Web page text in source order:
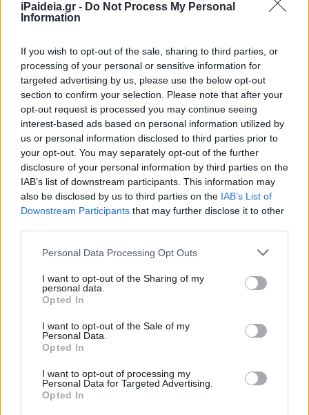
iPaideia.gr - Do Not Process My Personal
Information
If you wish to opt-out of the sale, sharing to third parties, or
processing of your personal or sensitive information for
targeted advertising by us, please use the below opt-out
section to confirm your selection. Please note that after your
opt-out request is processed you may continue seeing
interest-based ads based on personal information utilized by
us or personal information disclosed to third parties prior to
your opt-out. You may separately opt-out of the further
disclosure of your personal information by third parties on the
IAB’s list of downstream participants. This information may
also be disclosed by us to third parties on the IAB’s List of
Downstream Participants that may further disclose it to other
Please note that this website/app uses one or more Google
not limited to your visit or usage behaviour. You may click to
grant or deny consent to Google and its third-party tags to
use your data for below specified purposes in below Google
consent section.
Personal Data Processing Opt Outs
I want to opt-out of the Sharing of my
personal data.
Opted In
I want to opt-out of the Sale of my
Personal Data.
Opted In
I want to opt-out of processing my
Personal Data for Targeted Advertising.
Opted In
16/10/2025 - 18:16
Επίδομα γονικής αδείας από τη
ΔΥΠΑ: Έρχονται δύο νέες
σημαντικές αλλαγές
07/10/2025 - 10:03
Σχολεία: Όλα όσα πρέπει να
12/09/2025 - 11:09
το πρώτο κουδούνι – Ποιοί γονείς
09/09/2025 - 18:00